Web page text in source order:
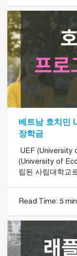
베트남 호치민
장학금
UEF (University
(University of
립된 사립대학교
Read Time: 5